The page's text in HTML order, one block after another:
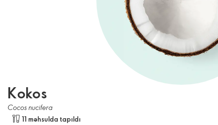
Kokos
Cocos nucifera
11 məhsulda tapıldı